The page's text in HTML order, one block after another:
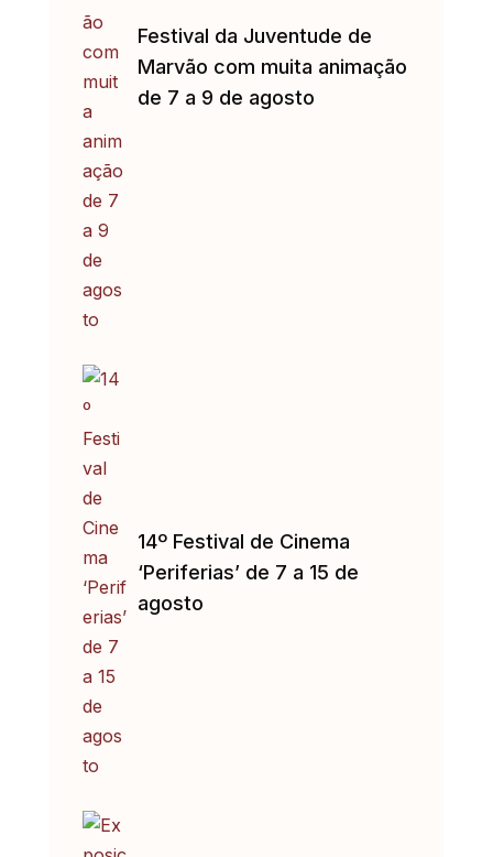
Festival da Juventude de
Marvão com muita animação
de 7 a 9 de agosto
14º Festival de Cinema
‘Periferias’ de 7 a 15 de
agosto